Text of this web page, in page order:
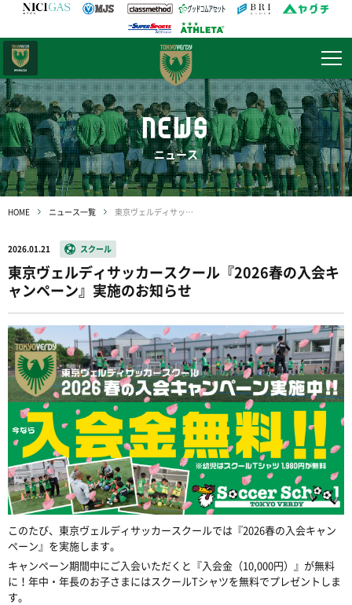
NEWS
ニュース
HOME ニュース一覧 東京ヴェルディサッカースクール『2026春の入会キャンペーン』実施のお知らせ
2026.01.21 スクール
東京ヴェルディサッカースクール『2026春の入会キ
ャンペーン』実施のお知らせ
このたび、東京ヴェルディサッカースクールでは『2026春の入会キャン
ペーン』を実施します。
キャンペーン期間中にご入会いただくと『入会金（10,000円）』が無料
に！年中・年長のお子さまにはスクールTシャツを無料でプレゼントしま
す。